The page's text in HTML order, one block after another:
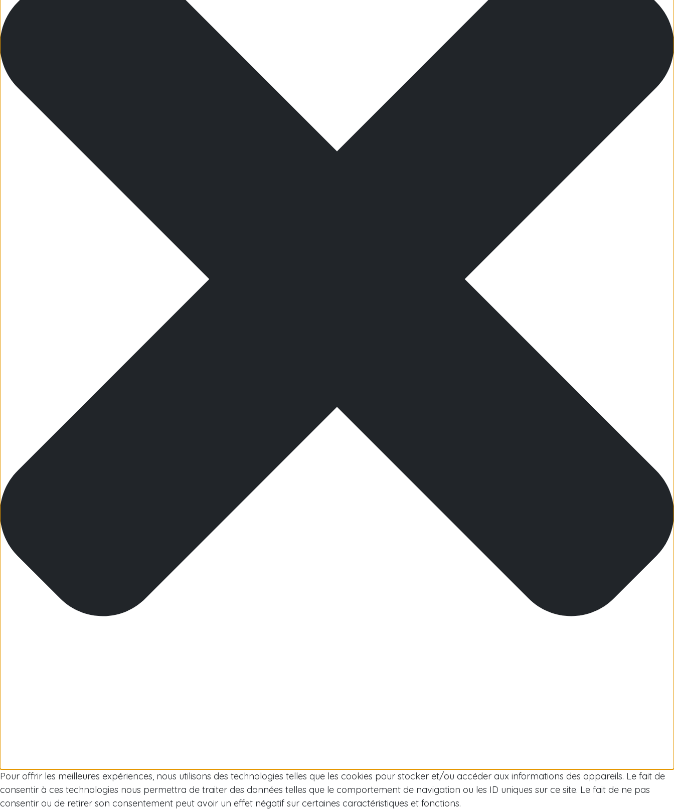
Pour offrir les meilleures expériences, nous utilisons des technologies telles que les cookies pour stocker et/ou accéder aux informations des appareils. Le fait de
consentir à ces technologies nous permettra de traiter des données telles que le comportement de navigation ou les ID uniques sur ce site. Le fait de ne pas
consentir ou de retirer son consentement peut avoir un effet négatif sur certaines caractéristiques et fonctions.